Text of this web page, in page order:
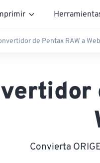
de Pentax RAW a
Convierta